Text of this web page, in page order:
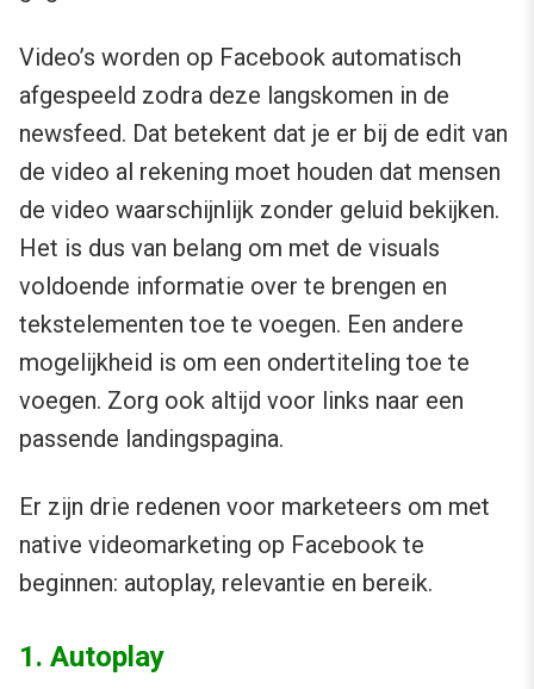
Video’s worden op Facebook automatisch
afgespeeld zodra deze langskomen in de
newsfeed. Dat betekent dat je er bij de edit van
de video al rekening moet houden dat mensen
de video waarschijnlijk zonder geluid bekijken.
Het is dus van belang om met de visuals
voldoende informatie over te brengen en
tekstelementen toe te voegen. Een andere
mogelijkheid is om een ondertiteling toe te
voegen. Zorg ook altijd voor links naar een
passende landingspagina.
Er zijn drie redenen voor marketeers om met
native videomarketing op Facebook te
beginnen: autoplay, relevantie en bereik.
1. Autoplay